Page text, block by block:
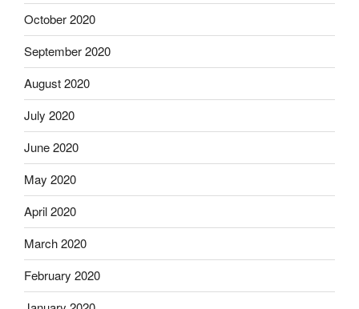
October 2020
September 2020
August 2020
July 2020
June 2020
May 2020
April 2020
March 2020
February 2020